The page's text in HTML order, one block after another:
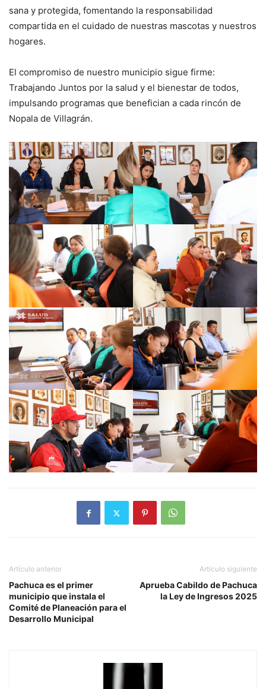
sana y protegida, fomentando la responsabilidad
compartida en el cuidado de nuestras mascotas y nuestros
hogares.
El compromiso de nuestro municipio sigue firme:
Trabajando Juntos por la salud y el bienestar de todos,
impulsando programas que benefician a cada rincón de
Nopala de Villagrán.
Artículo anterior
Pachuca es el primer
municipio que instala el
Comité de Planeación para el
Desarrollo Municipal
Artículo siguiente
Aprueba Cabildo de Pachuca
la Ley de Ingresos 2025